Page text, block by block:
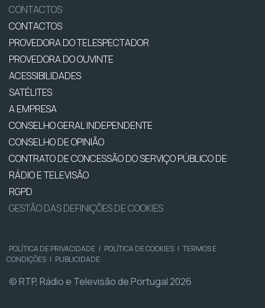
CONTACTOS
CONTACTOS
PROVEDORA DO TELESPECTADOR
PROVEDORA DO OUVINTE
ACESSIBILIDADES
SATÉLITES
A EMPRESA
CONSELHO GERAL INDEPENDENTE
CONSELHO DE OPINIÃO
CONTRATO DE CONCESSÃO DO SERVIÇO PÚBLICO DE
RÁDIO E TELEVISÃO
RGPD
GESTÃO DAS DEFINIÇÕES DE COOKIES
POLÍTICA DE PRIVACIDADE | POLÍTICA DE COOKIES | TERMOS E
CONDIÇÕES | PUBLICIDADE
© RTP, Rádio e Televisão de Portugal 2026